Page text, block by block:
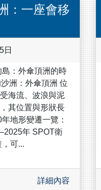
：一座會移
日
島：外傘頂洲的時
洲：外傘頂洲 位
海流、波浪與泥
其位置與形狀長
地形變遷一覽：
年 SPOT衛
可...
詳細內容